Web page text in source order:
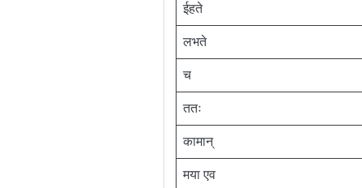
ईहते
लभते
च
ततः
कामान्
मया एव